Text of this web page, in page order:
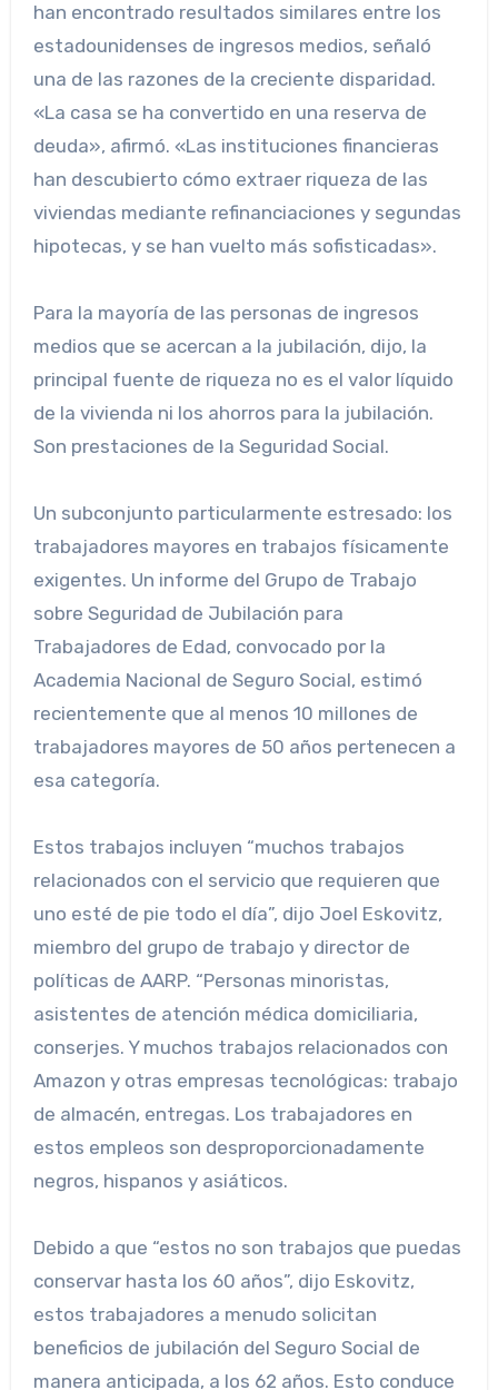
han encontrado resultados similares entre los
estadounidenses de ingresos medios, señaló
una de las razones de la creciente disparidad.
«La casa se ha convertido en una reserva de
deuda», afirmó. «Las instituciones financieras
han descubierto cómo extraer riqueza de las
viviendas mediante refinanciaciones y segundas
hipotecas, y se han vuelto más sofisticadas».
Para la mayoría de las personas de ingresos
medios que se acercan a la jubilación, dijo, la
principal fuente de riqueza no es el valor líquido
de la vivienda ni los ahorros para la jubilación.
Son prestaciones de la Seguridad Social.
Un subconjunto particularmente estresado: los
trabajadores mayores en trabajos físicamente
exigentes. Un informe del Grupo de Trabajo
sobre Seguridad de Jubilación para
Trabajadores de Edad, convocado por la
Academia Nacional de Seguro Social, estimó
recientemente que al menos 10 millones de
trabajadores mayores de 50 años pertenecen a
esa categoría.
Estos trabajos incluyen “muchos trabajos
relacionados con el servicio que requieren que
uno esté de pie todo el día”, dijo Joel Eskovitz,
miembro del grupo de trabajo y director de
políticas de AARP. “Personas minoristas,
asistentes de atención médica domiciliaria,
conserjes. Y muchos trabajos relacionados con
Amazon y otras empresas tecnológicas: trabajo
de almacén, entregas. Los trabajadores en
estos empleos son desproporcionadamente
negros, hispanos y asiáticos.
Debido a que “estos no son trabajos que puedas
conservar hasta los 60 años”, dijo Eskovitz,
estos trabajadores a menudo solicitan
beneficios de jubilación del Seguro Social de
manera anticipada, a los 62 años. Esto conduce